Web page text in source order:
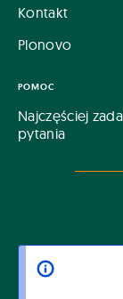
Kontakt
Plonovo
POMOC
Najczęściej
pytania